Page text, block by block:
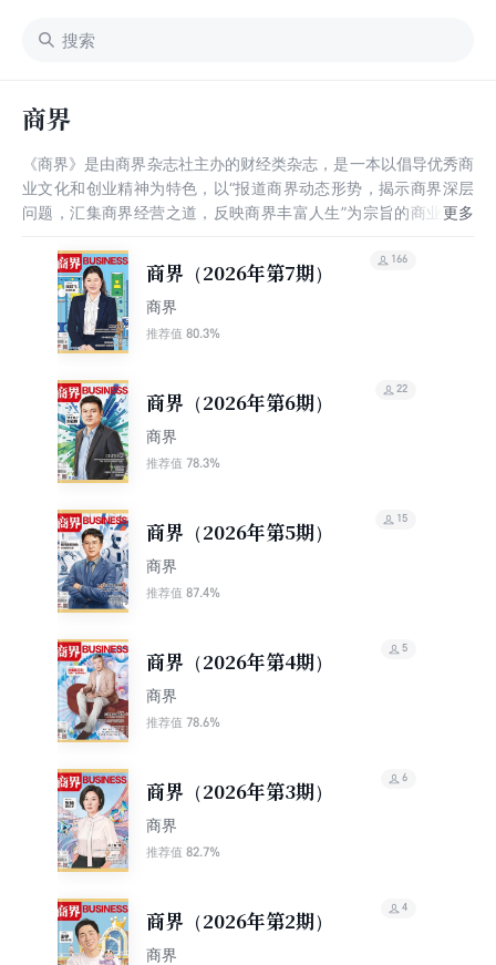
商界
《商界》是由商界杂志社主办的财经类杂志，是一本以倡导优秀商
业文化和创业精神为特色，以“报道商界动态形势，揭示商界深层
问题，汇集商界经营之道，反映商界丰富人生”为宗旨的商业财经
级员工在市场经济实动中成功的方法、失败的教训、有益的经验、
规范的操作、生活的甘苦等为主要内容，文章以纪实和故事两种风
格为主，坚持通俗性、可读性为前题。及时报道市场经济走势和行
业态势，全面陈述分析企业各具体环节的运作方法和应变技巧，提
供新的生意信息和策划案例，深入刻画生意人生的酸甜苦辣。
商界（2026年第7期）
商界
推荐值 80.3%
166
商界（2026年第6期）
商界
推荐值 78.3%
22
商界（2026年第5期）
商界
推荐值 87.4%
15
商界（2026年第4期）
商界
推荐值 78.6%
5
商界（2026年第3期）
商界
推荐值 82.7%
6
商界（2026年第2期）
商界
4